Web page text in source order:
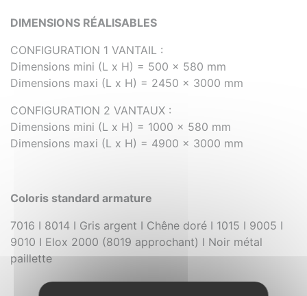
DIMENSIONS RÉALISABLES
CONFIGURATION 1 VANTAIL :
Dimensions mini (L x H) = 500 x 580 mm
Dimensions maxi (L x H) = 2450 x 3000 mm
CONFIGURATION 2 VANTAUX :
Dimensions mini (L x H) = 1000 x 580 mm
Dimensions maxi (L x H) = 4900 x 3000 mm
Coloris standard armature
7016 I 8014 I Gris argent I Chêne doré I 1015 I 9005 I
9010 I Elox 2000 (8019 approchant) I Noir métal
paillette